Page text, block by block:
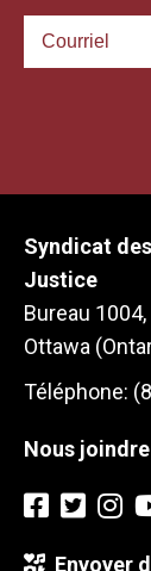
Syndicat
Justice
Bureau
Ottawa
Téléphone:
Nous joindre
Envoyer